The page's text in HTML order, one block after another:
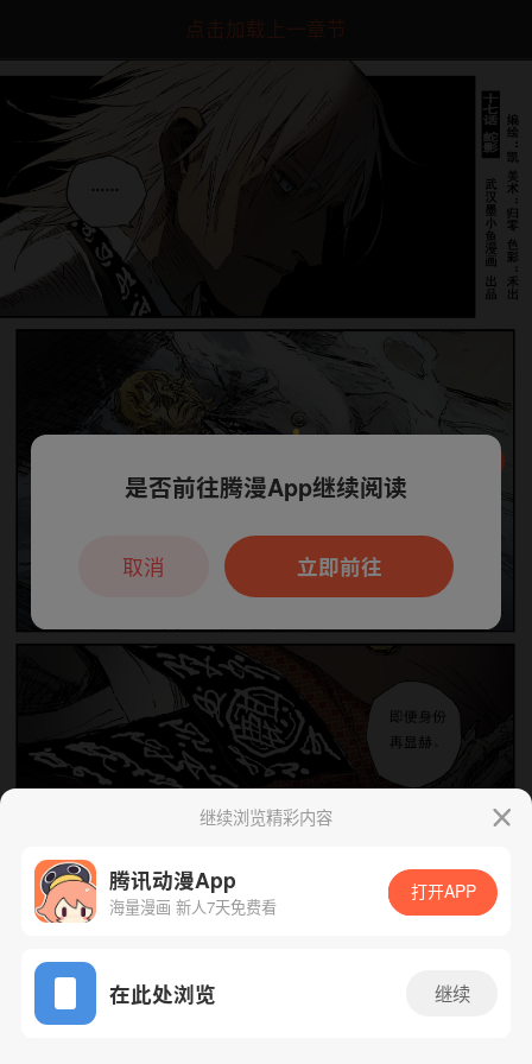
点击加载上一章节
App免费看
下一话 腾漫App免费看
继续浏览精彩内容
腾讯动漫App
海量漫画 新人7天免费看
打开APP
在此处浏览 继续
本章节仅支持App阅读，可打开App新用
户7天免费看
是否前往腾漫App继续阅读
立即前往
取消